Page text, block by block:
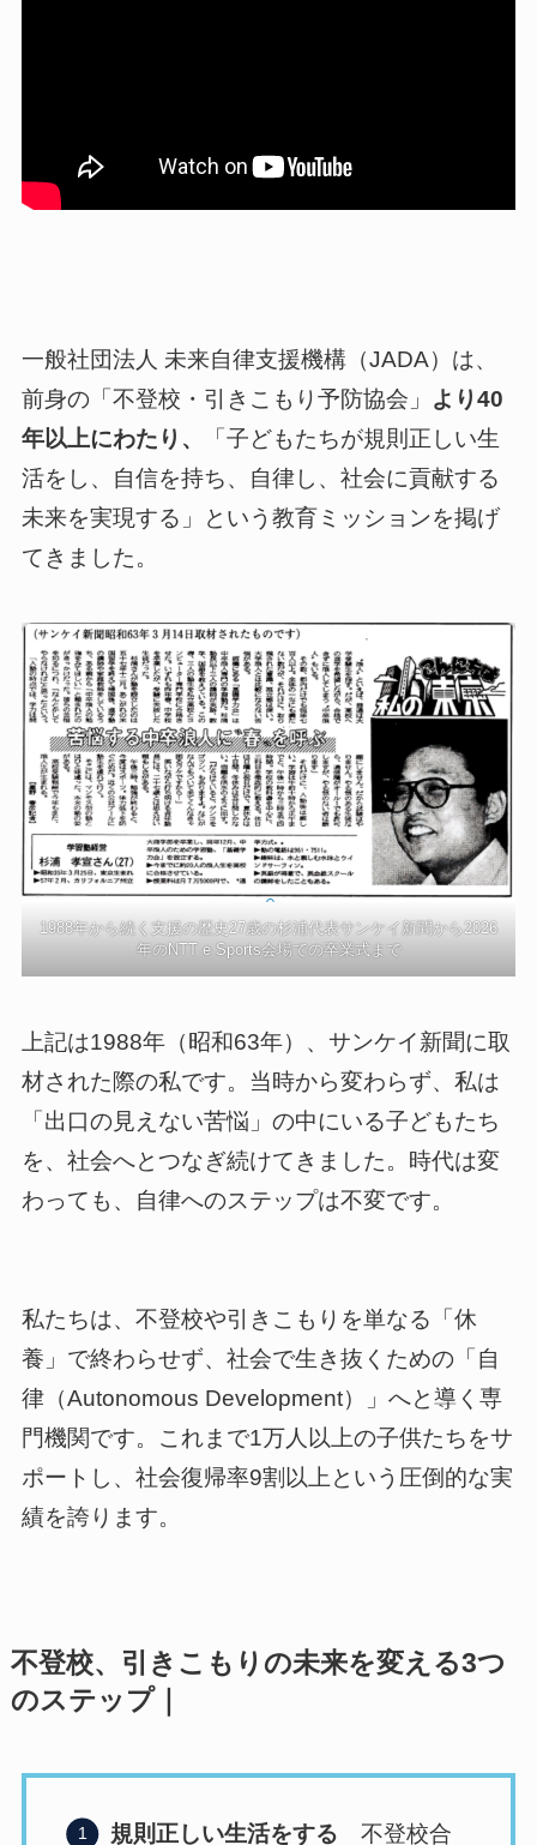
一般社団法人 未来自律支援機構（JADA）は、
前身の「不登校・引きこもり予防協会」 より40
年以上にわたり、
「子どもたちが規則正しい生
活をし、自信を持ち、自律し、社会に貢献する
未来を実現する」という教育ミッションを掲げ
てきました。
1988年から続く支援の歴史27歳の杉浦代表サンケイ新聞から2026
年のNTT e Sports会場での卒業式まで
上記は1988年（昭和63年）、サンケイ新聞に取
材された際の私です。当時から変わらず、私は
「出口の見えない苦悩」の中にいる子どもたち
を、社会へとつなぎ続けてきました。時代は変
わっても、自律へのステップは不変です。
私たちは、不登校や引きこもりを単なる「休
養」で終わらせず、社会で生き抜くための「自
律（Autonomous Development）」へと導く専
門機関です。これまで1万人以上の子供たちをサ
ポートし、社会復帰率9割以上という圧倒的な実
績を誇ります。
不登校、引きこもりの未来を変える3つ
のステップ｜
規則正しい生活をする不登校合